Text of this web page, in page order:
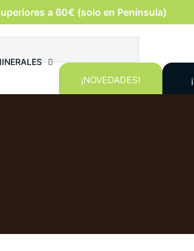
a 60€ (solo en Península)
¡NOVEDADES!